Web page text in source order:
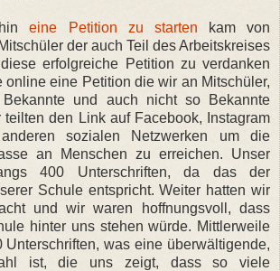
eine Petition zu starten kam von
der auch Teil des Arbeitskreises
erfolgreiche Petition zu verdanken
online eine Petition die wir an Mitschüler,
Bekannte und auch nicht so Bekannte
teilten den Link auf Facebook, Instagram
sozialen Netzwerken um die
an Menschen zu erreichen. Unser
400 Unterschriften, da das der
Schule entspricht. Weiter hatten wir
und wir waren hoffnungsvoll, dass
hinter uns stehen würde. Mittlerweile
Unterschriften, was eine überwältigende,
ist, die uns zeigt, dass so viele